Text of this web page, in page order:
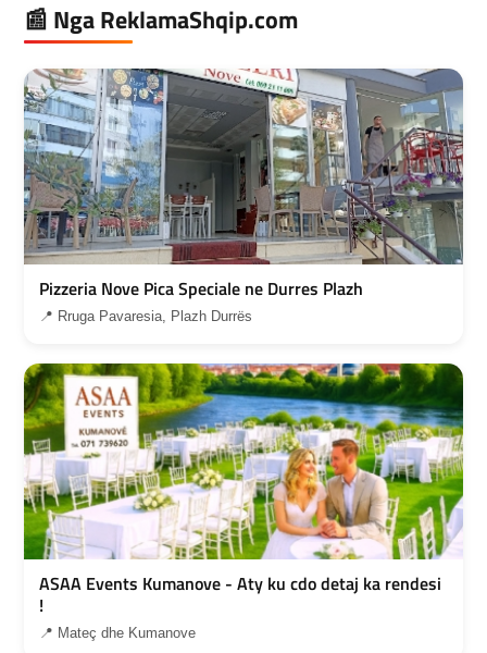
📰 Nga ReklamaShqip.com
Pizzeria Nove Pica Speciale ne Durres Plazh
📍 Rruga Pavaresia, Plazh Durrës
ASAA Events Kumanove - Aty ku cdo detaj ka rendesi
!
📍 Mateç dhe Kumanove